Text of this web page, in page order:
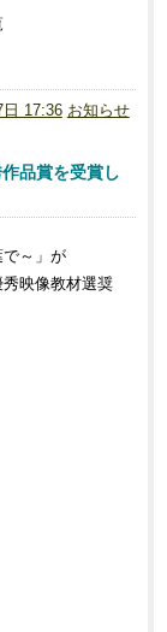
日 17:36 お知らせ
品賞を受賞し
で～」が
秀映像教材選奨